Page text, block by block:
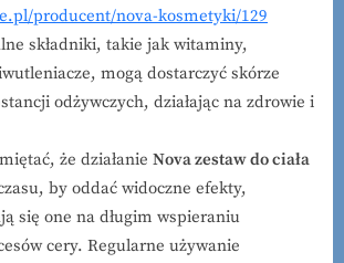
producent/nova-kosmetyki/129
składniki, takie jak witaminy,
mogą dostarczyć skórze
odżywczych, działając na zdrowie i
że działanie Nova zestaw do ciała
by oddać widoczne efekty,
się one na długim wspieraniu
cery. Regularne używanie